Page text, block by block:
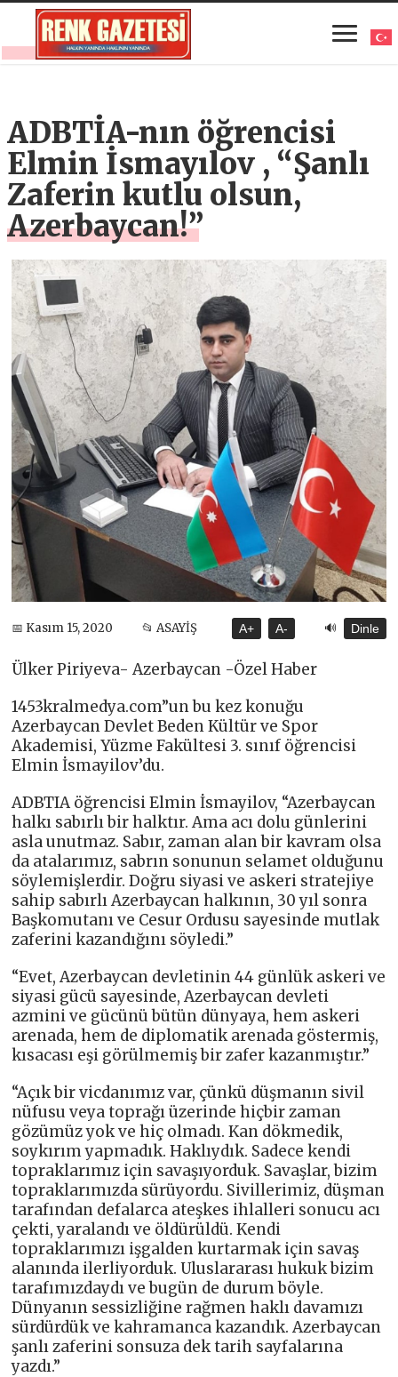
ADBTİA-nın öğrencisi
Elmin İsmayılov , “Şanlı
Zaferin kutlu olsun,
Azerbaycan!”
📅 Kasım 15, 2020 📂 ASAYİŞ A+ A- 🔊 Dinle
Ülker Piriyeva- Azerbaycan -Özel Haber
1453kralmedya.com”un bu kez konuğu
Azerbaycan Devlet Beden Kültür ve Spor
Akademisi, Yüzme Fakültesi 3. sınıf öğrencisi
Elmin İsmayilov’du.
ADBTIA öğrencisi Elmin İsmayilov, “Azerbaycan
halkı sabırlı bir halktır. Ama acı dolu günlerini
asla unutmaz. Sabır, zaman alan bir kavram olsa
da atalarımız, sabrın sonunun selamet olduğunu
söylemişlerdir. Doğru siyasi ve askeri stratejiye
sahip sabırlı Azerbaycan halkının, 30 yıl sonra
Başkomutanı ve Cesur Ordusu sayesinde mutlak
zaferini kazandığını söyledi.”
“Evet, Azerbaycan devletinin 44 günlük askeri ve
siyasi gücü sayesinde, Azerbaycan devleti
azmini ve gücünü bütün dünyaya, hem askeri
arenada, hem de diplomatik arenada göstermiş,
kısacası eşi görülmemiş bir zafer kazanmıştır.”
“Açık bir vicdanımız var, çünkü düşmanın sivil
nüfusu veya toprağı üzerinde hiçbir zaman
gözümüz yok ve hiç olmadı. Kan dökmedik,
soykırım yapmadık. Haklıydık. Sadece kendi
topraklarımız için savaşıyorduk. Savaşlar, bizim
topraklarımızda sürüyordu. Sivillerimiz, düşman
tarafından defalarca ateşkes ihlalleri sonucu acı
çekti, yaralandı ve öldürüldü. Kendi
topraklarımızı işgalden kurtarmak için savaş
alanında ilerliyorduk. Uluslararası hukuk bizim
tarafımızdaydı ve bugün de durum böyle.
Dünyanın sessizliğine rağmen haklı davamızı
sürdürdük ve kahramanca kazandık. Azerbaycan
şanlı zaferini sonsuza dek tarih sayfalarına
yazdı.”